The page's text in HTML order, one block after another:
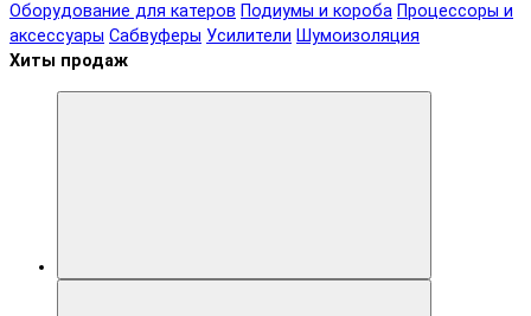
Оборудование для катеров Подиумы и короба Процессоры и
аксессуары Сабвуферы Усилители Шумоизоляция
Хиты продаж